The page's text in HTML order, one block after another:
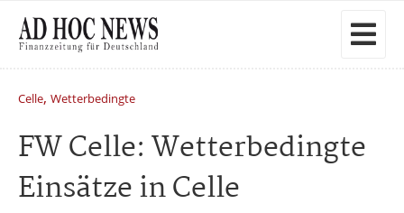
Celle, Wetterbedingte
FW Celle: Wetterbedingte
Einsätze in Celle